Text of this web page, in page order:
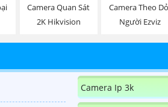
Camera Quan Sát
2K Hikvision
Camera Theo
Người Ezviz
Camera Ip 3k